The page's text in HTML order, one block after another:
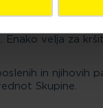
ali
in
velja za
in njihovih
Skupine.